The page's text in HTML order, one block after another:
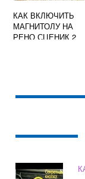
КАК ВКЛЮЧИТЬ
МАГНИТОЛУ НА
РЕНО СЦЕНИК 2